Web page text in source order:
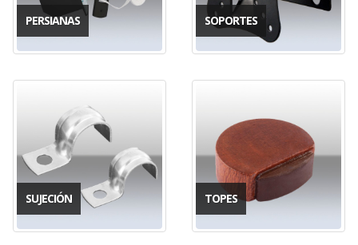
PERSIANAS SOPORTES
SUJECIÓN TOPES